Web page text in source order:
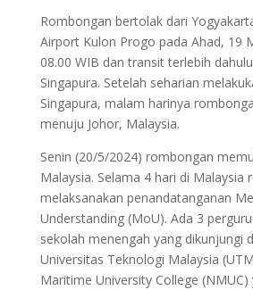
Rombongan bertolak dari
Airport Kulon Progo pada Ahad, 19
08.00 WIB dan transit terlebih
Singapura. Setelah seharian
Singapura, malam harinya
menuju Johor, Malaysia.
Senin (20/5/2024) rombongan
Malaysia. Selama 4 hari di Malaysia
melaksanakan penandatanganan
Understanding (MoU). Ada 3
sekolah menengah yang dikunjungi
Universitas Teknologi Malaysia
Maritime University College